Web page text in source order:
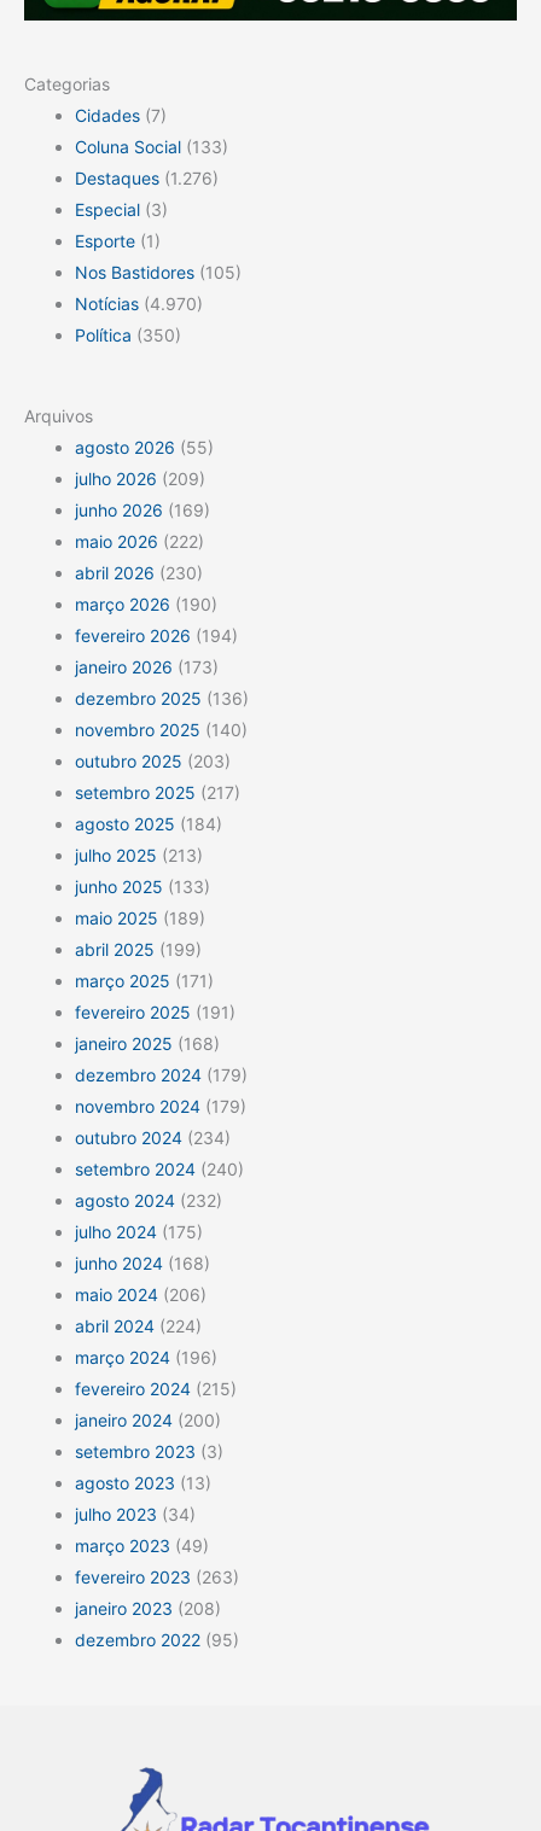
Categorias
Cidades (7)
Coluna Social (133)
Destaques (1.276)
Especial (3)
Esporte (1)
Nos Bastidores (105)
Notícias (4.970)
Política (350)
Arquivos
agosto 2026 (55)
julho 2026 (209)
junho 2026 (169)
maio 2026 (222)
abril 2026 (230)
março 2026 (190)
fevereiro 2026 (194)
janeiro 2026 (173)
dezembro 2025 (136)
novembro 2025 (140)
outubro 2025 (203)
setembro 2025 (217)
agosto 2025 (184)
julho 2025 (213)
junho 2025 (133)
maio 2025 (189)
abril 2025 (199)
março 2025 (171)
fevereiro 2025 (191)
janeiro 2025 (168)
dezembro 2024 (179)
novembro 2024 (179)
outubro 2024 (234)
setembro 2024 (240)
agosto 2024 (232)
julho 2024 (175)
junho 2024 (168)
maio 2024 (206)
abril 2024 (224)
março 2024 (196)
fevereiro 2024 (215)
janeiro 2024 (200)
setembro 2023 (3)
agosto 2023 (13)
julho 2023 (34)
março 2023 (49)
fevereiro 2023 (263)
janeiro 2023 (208)
dezembro 2022 (95)